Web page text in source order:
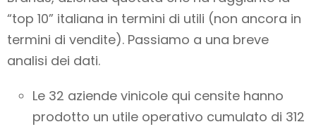
“top 10” italiana in termini di utili (non ancora in
termini di vendite). Passiamo a una breve
analisi dei dati.
Le 32 aziende vinicole qui censite hanno
prodotto un utile operativo cumulato di 312